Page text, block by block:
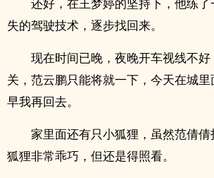
失的驾驶技术，逐步找回来。
现在时间已晚，夜晚开车视线不
关，范云鹏只能将就一下，今天在城
早我再回去。
家里面还有只小狐狸，虽然范倩
狐狸非常乖巧，但还是得照看。